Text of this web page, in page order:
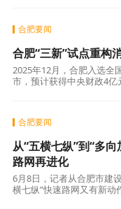
合肥要闻
合肥“三新”试点重构
2025年12月，合肥入选全
市，预计获得中央财政4亿
合肥要闻
从“五横七纵”到“多
路网再进化
6月8日，记者从合肥市建
横七纵”快速路网又有新